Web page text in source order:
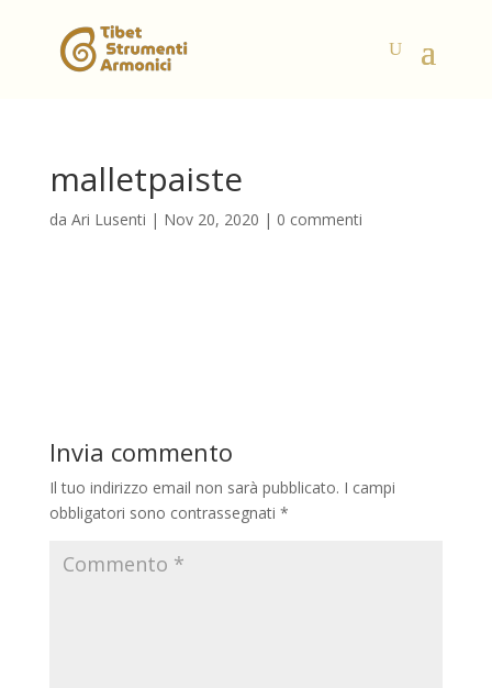
malletpaiste
da Ari Lusenti | Nov 20, 2020 | 0 commenti
Invia commento
Il tuo indirizzo email non sarà pubblicato. I campi
obbligatori sono contrassegnati *